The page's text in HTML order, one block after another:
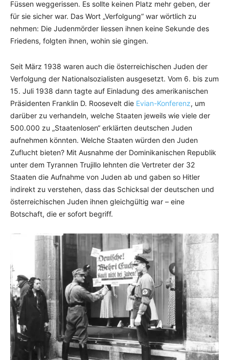
Füssen weggerissen. Es sollte keinen Platz mehr geben, der
für sie sicher war. Das Wort „Verfolgung“ war wörtlich zu
nehmen: Die Judenmörder liessen ihnen keine Sekunde des
Friedens, folgten ihnen, wohin sie gingen.
Seit März 1938 waren auch die österreichischen Juden der
Verfolgung der Nationalsozialisten ausgesetzt. Vom 6. bis zum
15. Juli 1938 dann tagte auf Einladung des amerikanischen
Präsidenten Franklin D. Roosevelt die Evian-Konferenz, um
darüber zu verhandeln, welche Staaten jeweils wie viele der
500.000 zu „Staatenlosen“ erklärten deutschen Juden
aufnehmen könnten. Welche Staaten würden den Juden
Zuflucht bieten? Mit Ausnahme der Dominikanischen Republik
unter dem Tyrannen Trujillo lehnten die Vertreter der 32
Staaten die Aufnahme von Juden ab und gaben so Hitler
indirekt zu verstehen, dass das Schicksal der deutschen und
österreichischen Juden ihnen gleichgültig war – eine
Botschaft, die er sofort begriff.